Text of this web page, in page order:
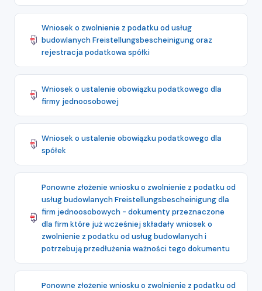
Wniosek o zwolnienie z podatku od usług
budowlanych Freistellungsbescheinigung oraz
rejestracja podatkowa spółki
Wniosek o ustalenie obowiązku podatkowego dla
firmy jednoosobowej
Wniosek o ustalenie obowiązku podatkowego dla
spółek
Ponowne złożenie wniosku o zwolnienie z podatku od
usług budowlanych Freistellungsbescheinigung dla
firm jednoosobowych - dokumenty przeznaczone
dla firm które już wcześniej składały wniosek o
zwolnienie z podatku od usług budowlanych i
potrzebują przedłużenia ważności tego dokumentu
Ponowne złożenie wniosku o zwolnienie z podatku od